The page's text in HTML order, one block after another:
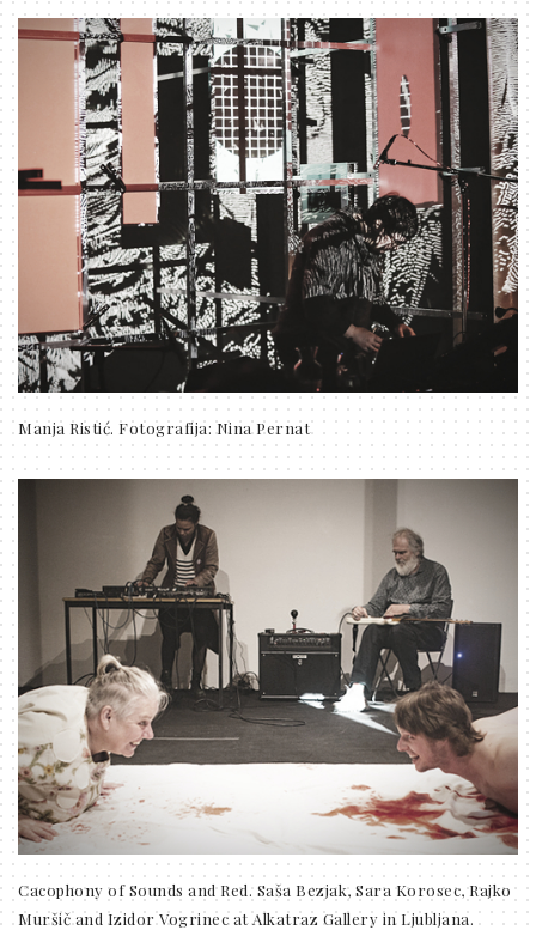
Manja Ristić. Fotografija: Nina Pernat
Cacophony of Sounds and Red. Saša Bezjak, Sara Korosec, Rajko
Muršič and Izidor Vogrinec at Alkatraz Gallery in Ljubljana.